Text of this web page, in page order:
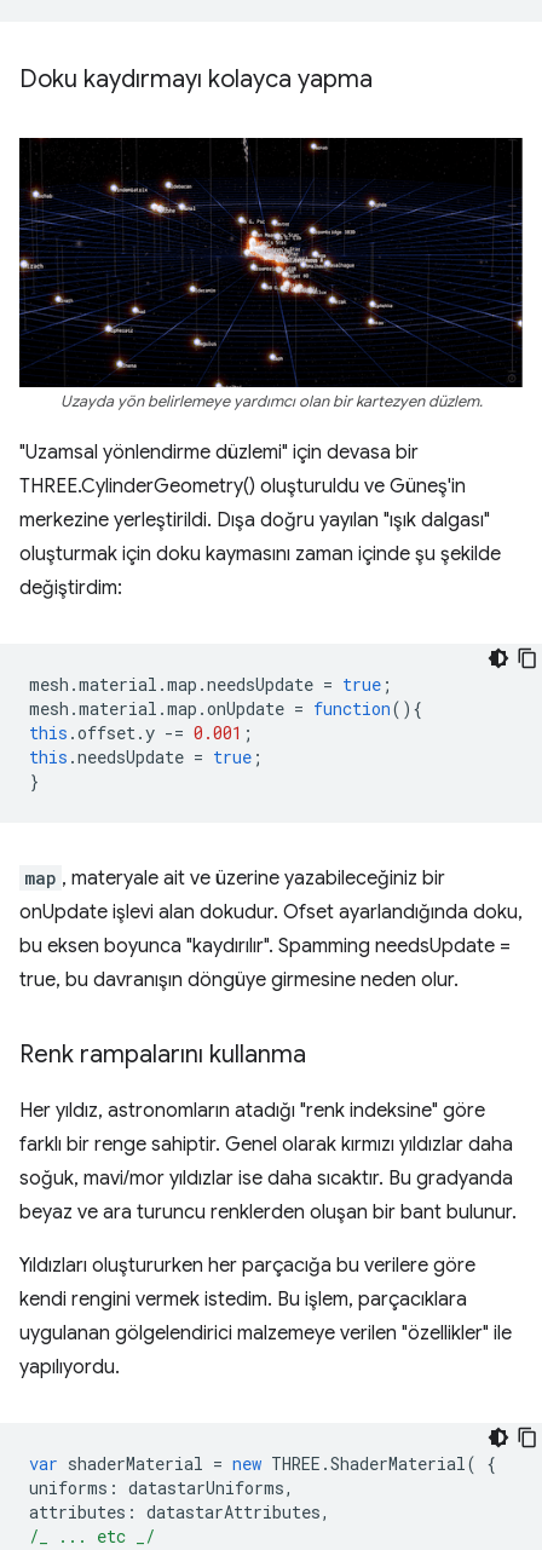
Doku kaydırmayı kolayca yapma
Uzayda yön belirlemeye yardımcı olan bir kartezyen düzlem.
"Uzamsal yönlendirme düzlemi" için devasa bir
THREE.CylinderGeometry() oluşturuldu ve Güneş'in
merkezine yerleştirildi. Dışa doğru yayılan "ışık dalgası"
oluşturmak için doku kaymasını zaman içinde şu şekilde
değiştirdim:
mesh .material .map .needsUpdate = true ;
mesh .material .map .onUpdate = function(){
this .offset .y -= 0.001 ;
this .needsUpdate = true ;
}
map , materyale ait ve üzerine yazabileceğiniz bir
onUpdate işlevi alan dokudur. Ofset ayarlandığında doku,
bu eksen boyunca "kaydırılır". Spamming needsUpdate =
true, bu davranışın döngüye girmesine neden olur.
Renk rampalarını kullanma
Her yıldız, astronomların atadığı "renk indeksine" göre
farklı bir renge sahiptir. Genel olarak kırmızı yıldızlar daha
soğuk, mavi/mor yıldızlar ise daha sıcaktır. Bu gradyanda
beyaz ve ara turuncu renklerden oluşan bir bant bulunur.
Yıldızları oluştururken her parçacığa bu verilere göre
kendi rengini vermek istedim. Bu işlem, parçacıklara
uygulanan gölgelendirici malzemeye verilen "özellikler" ile
yapılıyordu.
var shaderMaterial = new THREE .ShaderMaterial ( {
uniforms : datastarUniforms,
attributes : datastarAttributes,
/_ ... etc _/